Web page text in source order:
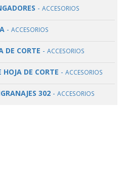
- ACCESORIOS
- ACCESORIOS
DE CORTE - ACCESORIOS
HOJA DE CORTE - ACCESORIOS
302 - ACCESORIOS